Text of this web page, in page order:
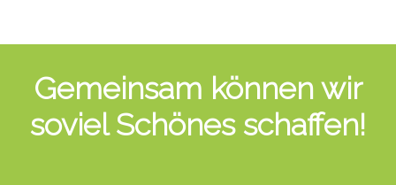
Gemeinsam können wir
soviel Schönes schaffen!